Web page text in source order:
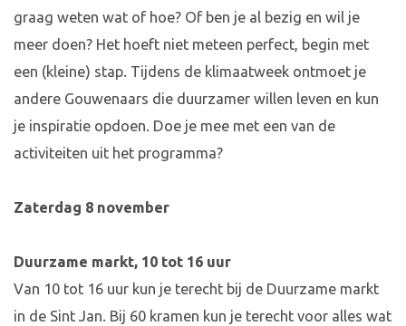
graag weten wat of hoe? Of ben je al bezig en wil je
meer doen? Het hoeft niet meteen perfect, begin met
een (kleine) stap. Tijdens de klimaatweek ontmoet je
andere Gouwenaars die duurzamer willen leven en kun
je inspiratie opdoen. Doe je mee met een van de
activiteiten uit het programma?
Zaterdag 8 november
Duurzame markt, 10 tot 16 uur
Van 10 tot 16 uur kun je terecht bij de Duurzame markt
in de Sint Jan. Bij 60 kramen kun je terecht voor alles wat